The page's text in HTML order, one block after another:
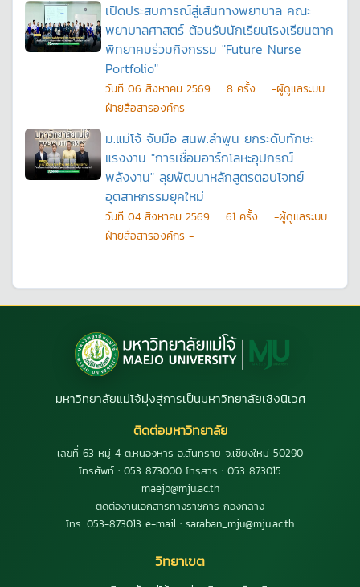
เปิดประสบการณ์สู่เส้นทางพยาบาล คณะ
พยาบาลศาสตร์ ต้อนรับนักเรียนโรงเรียนตาก
พิทยาคมร่วมกิจกรรม "Future Nurse
Portfolio"
วันที 06 สิงหาคม 2569 8 ครั้ง
-ผู้ดูแลระบบ
ฝ่ายสื่อสารองค์กร -
ม.แม่โจ้ จับมือ สนพ.ลำพูน ยกระดับทักษะ
แรงงาน "การเชื่อมอาร์กโลหะอุปกรณ์
พลังงาน" ลุยพัฒนาหลักสูตรตอบโจทย์
อุตสาหกรรมยุคใหม่
วันที 04 สิงหาคม 2569 61 ครั้ง
-ผู้ดูแลระบบ
ฝ่ายสื่อสารองค์กร -
มหาวิทยาลัยแม่โจ้มุ่งสู่การเป็นมหาวิทยาลัยเชิงนิเวศ
ติดต่อมหาวิทยาลัย
เลขที่ 63 หมู่ 4 ต.หนองหาร อ.สันทราย จ.เชียงใหม่ 50290
โทรศัพท์ : 053 873000 โทรสาร : 053 873015
maejo@mju.ac.th
ติดต่องานเอกสารทางราชการ กองกลาง
โทร. 053-873013 e-mail : saraban_mju@mju.ac.th
วิทยาเขต